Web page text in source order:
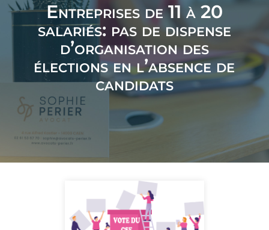
Entreprises de 11 à 20
salariés: pas de dispense
d’organisation des
élections en l’absence de
candidats